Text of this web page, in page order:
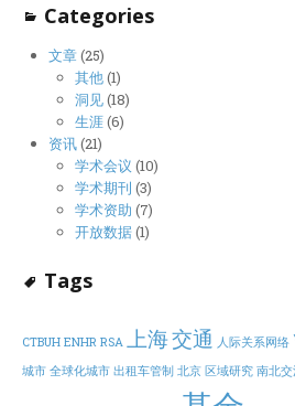
Categories
文章(25)
其他(1)
洞见(18)
生涯(6)
资讯(21)
学术会议 (10)
学术期刊 (3)
学术资助 (7)
开放数据(1)
Tags
CTBUH ENHR RSA 上海交通 人际关系网络
城市 全球化城市 出租车管制 北京 区域研究 南北